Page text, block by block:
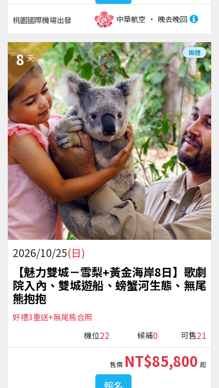
桃園國際機場出發 中華航空 晚去晚回
8 天
團體
2026/10/25(日)
【魅力雙城－雪梨+黃金海岸8日】歌劇
院入內、雙城遊船、螃蟹河生態、無尾
熊抱抱
好禮3重送+無尾熊合照
機位22 候補0 可售21
售價 NT$85,800 起